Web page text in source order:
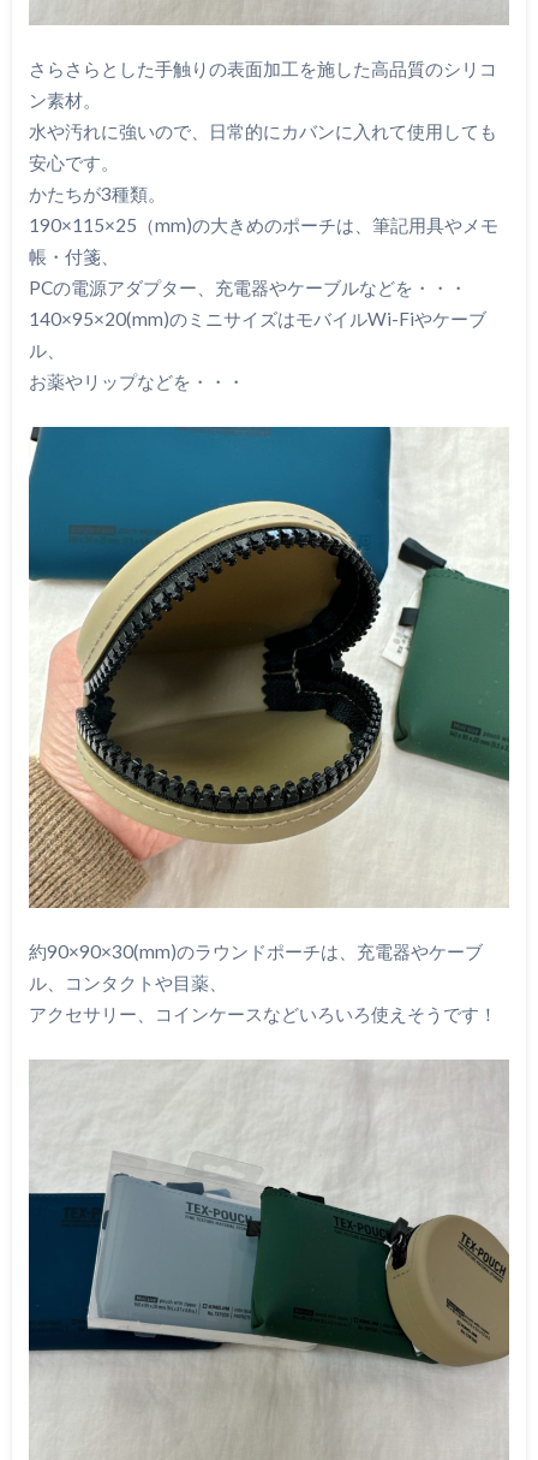
さらさらとした手触りの表面加工を施した高品質のシリコ
ン素材。
水や汚れに強いので、日常的にカバンに入れて使用しても
安心です。
かたちが3種類。
190×115×25（mm)の大きめのポーチは、筆記用具やメモ
帳・付箋、
PCの電源アダプター、充電器やケーブルなどを・・・
140×95×20(mm)のミニサイズはモバイルWi-Fiやケーブ
ル、
お薬やリップなどを・・・
約90×90×30(mm)のラウンドポーチは、充電器やケーブ
ル、コンタクトや目薬、
アクセサリー、コインケースなどいろいろ使えそうです！